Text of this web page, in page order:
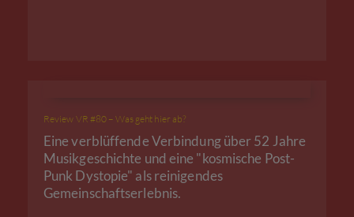
Review VR #80 – Was geht hier ab?
Eine verblüffende Verbindung über 52 Jahre
Musikgeschichte und eine "kosmische Post-
Punk Dystopie" als reinigendes
Gemeinschaftserlebnis.